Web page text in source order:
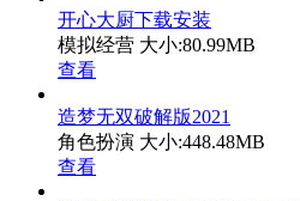
开心大厨下载安装
模拟经营 大小:80.99MB
查看
造梦无双破解版2021
角色扮演 大小:448.48MB
查看